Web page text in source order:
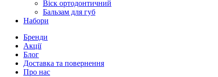
Віск ортодонтичний
Бальзам для губ
Набори
Бренди
Акції
Блог
Доставка та повернення
Про нас